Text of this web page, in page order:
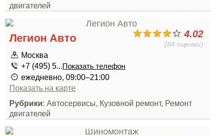
двигателей
4.02
(84 оценки)
Легион Авто
Москва
+7 (495) 5...Показать телефон
ежедневно, 09:00–21:00
Показать на карте
Рубрики: Автосервисы, Кузовной ремонт, Ремонт
двигателей